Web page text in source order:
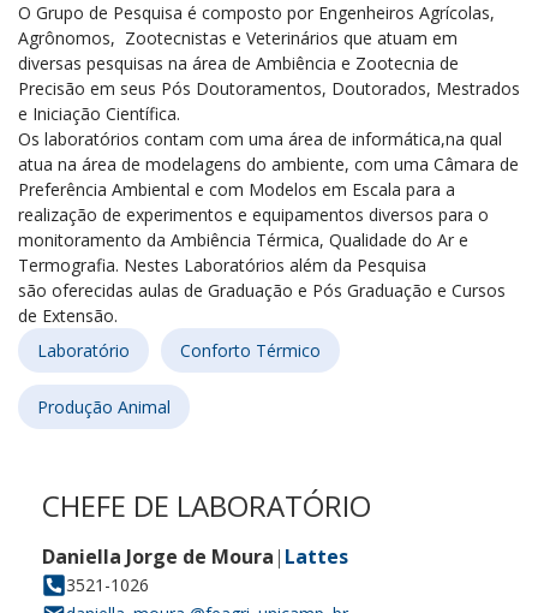
O Grupo de Pesquisa é composto por Engenheiros Agrícolas,
Agrônomos, Zootecnistas e Veterinários que atuam em
diversas pesquisas na área de Ambiência e Zootecnia de
Precisão em seus Pós Doutoramentos, Doutorados, Mestrados
e Iniciação Científica.
Os laboratórios contam com uma área de informática,na qual
atua na área de modelagens do ambiente, com uma Câmara de
Preferência Ambiental e com Modelos em Escala para a
realização de experimentos e equipamentos diversos para o
monitoramento da Ambiência Térmica, Qualidade do Ar e
Termografia. Nestes Laboratórios além da Pesquisa
são oferecidas aulas de Graduação e Pós Graduação e Cursos
de Extensão.
Laboratório
Conforto Térmico
Produção Animal